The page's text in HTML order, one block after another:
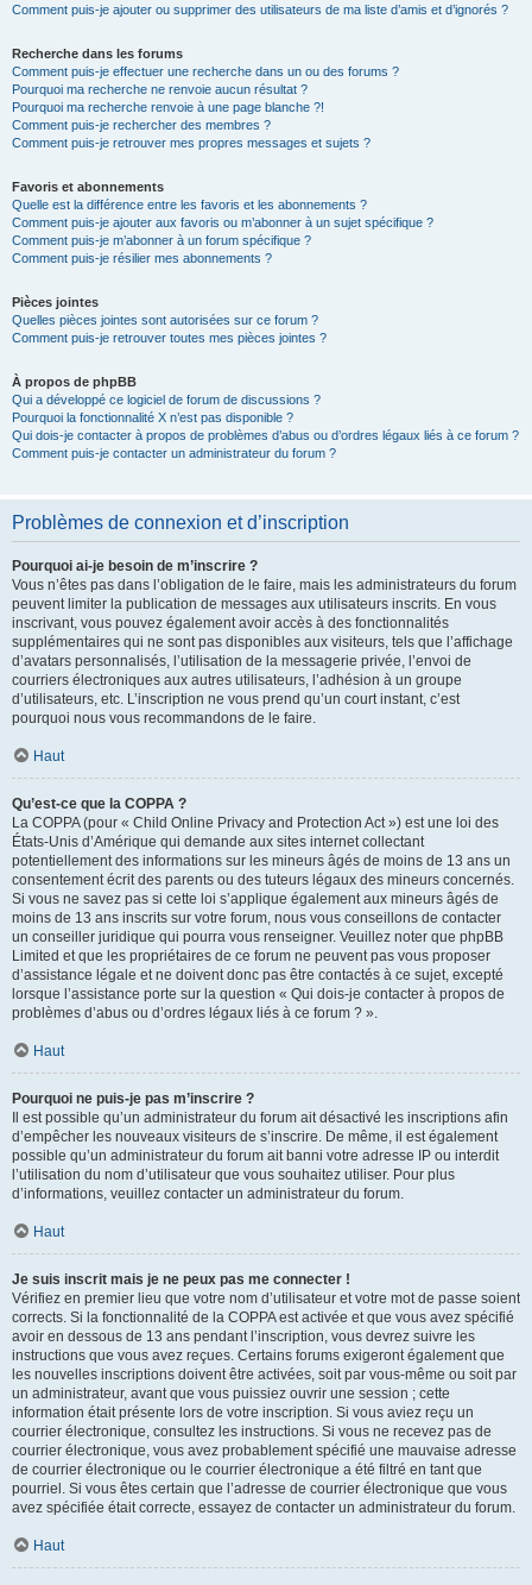
Comment puis-je ajouter ou supprimer des utilisateurs de ma liste d’amis et d’ignorés ?
Recherche dans les forums
Comment puis-je effectuer une recherche dans un ou des forums ?
Pourquoi ma recherche ne renvoie aucun résultat ?
Pourquoi ma recherche renvoie à une page blanche ?!
Comment puis-je rechercher des membres ?
Comment puis-je retrouver mes propres messages et sujets ?
Favoris et abonnements
Quelle est la différence entre les favoris et les abonnements ?
Comment puis-je ajouter aux favoris ou m’abonner à un sujet spécifique ?
Comment puis-je m’abonner à un forum spécifique ?
Comment puis-je résilier mes abonnements ?
Pièces jointes
Quelles pièces jointes sont autorisées sur ce forum ?
Comment puis-je retrouver toutes mes pièces jointes ?
À propos de phpBB
Qui a développé ce logiciel de forum de discussions ?
Pourquoi la fonctionnalité X n’est pas disponible ?
Qui dois-je contacter à propos de problèmes d’abus ou d’ordres légaux liés à ce forum ?
Comment puis-je contacter un administrateur du forum ?
Problèmes de connexion et d’inscription
Pourquoi ai-je besoin de m’inscrire ?
Vous n’êtes pas dans l’obligation de le faire, mais les administrateurs du forum
peuvent limiter la publication de messages aux utilisateurs inscrits. En vous
inscrivant, vous pouvez également avoir accès à des fonctionnalités
supplémentaires qui ne sont pas disponibles aux visiteurs, tels que l’affichage
d’avatars personnalisés, l’utilisation de la messagerie privée, l’envoi de
courriers électroniques aux autres utilisateurs, l’adhésion à un groupe
d’utilisateurs, etc. L’inscription ne vous prend qu’un court instant, c’est
pourquoi nous vous recommandons de le faire.
Haut
Qu’est-ce que la COPPA ?
La COPPA (pour « Child Online Privacy and Protection Act ») est une loi des
États-Unis d’Amérique qui demande aux sites internet collectant
potentiellement des informations sur les mineurs âgés de moins de 13 ans un
consentement écrit des parents ou des tuteurs légaux des mineurs concernés.
Si vous ne savez pas si cette loi s’applique également aux mineurs âgés de
moins de 13 ans inscrits sur votre forum, nous vous conseillons de contacter
un conseiller juridique qui pourra vous renseigner. Veuillez noter que phpBB
Limited et que les propriétaires de ce forum ne peuvent pas vous proposer
d’assistance légale et ne doivent donc pas être contactés à ce sujet, excepté
lorsque l’assistance porte sur la question « Qui dois-je contacter à propos de
problèmes d’abus ou d’ordres légaux liés à ce forum ? ».
Haut
Pourquoi ne puis-je pas m’inscrire ?
Il est possible qu’un administrateur du forum ait désactivé les inscriptions afin
d’empêcher les nouveaux visiteurs de s’inscrire. De même, il est également
possible qu’un administrateur du forum ait banni votre adresse IP ou interdit
l’utilisation du nom d’utilisateur que vous souhaitez utiliser. Pour plus
d’informations, veuillez contacter un administrateur du forum.
Haut
Je suis inscrit mais je ne peux pas me connecter !
Vérifiez en premier lieu que votre nom d’utilisateur et votre mot de passe soient
corrects. Si la fonctionnalité de la COPPA est activée et que vous avez spécifié
avoir en dessous de 13 ans pendant l’inscription, vous devrez suivre les
instructions que vous avez reçues. Certains forums exigeront également que
les nouvelles inscriptions doivent être activées, soit par vous-même ou soit par
un administrateur, avant que vous puissiez ouvrir une session ; cette
information était présente lors de votre inscription. Si vous aviez reçu un
courrier électronique, consultez les instructions. Si vous ne recevez pas de
courrier électronique, vous avez probablement spécifié une mauvaise adresse
de courrier électronique ou le courrier électronique a été filtré en tant que
pourriel. Si vous êtes certain que l’adresse de courrier électronique que vous
avez spécifiée était correcte, essayez de contacter un administrateur du forum.
Haut